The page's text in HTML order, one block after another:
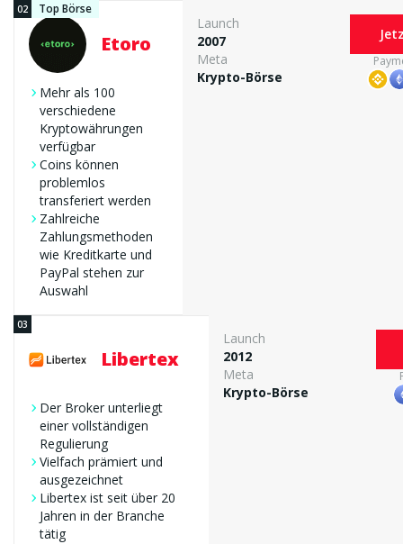
Top Börse
Etoro
Mehr als 100
verschiedene
Kryptowährungen
verfügbar
Coins können
problemlos
transferiert werden
Zahlreiche
Zahlungsmethoden
wie Kreditkarte und
PayPal stehen zur
Auswahl
Launch
2007
Meta
Krypto-Börse
Libertex
Der Broker unterliegt
einer vollständigen
Regulierung
Vielfach prämiert und
ausgezeichnet
Libertex ist seit über 20
Jahren in der Branche
tätig
Launch
2012
Meta
Krypto-Börse